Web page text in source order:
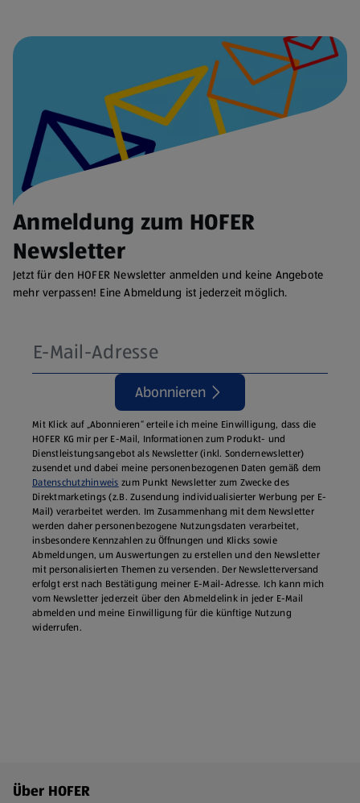
Anmeldung zum HOFER
Newsletter
Jetzt für den HOFER Newsletter anmelden und keine Angebote
mehr verpassen! Eine Abmeldung ist jederzeit möglich.
Abonnieren
Mit Klick auf „Abonnieren“ erteile ich meine Einwilligung, dass die
HOFER KG mir per E-Mail, Informationen zum Produkt- und
Dienstleistungsangebot als Newsletter (inkl. Sondernewsletter)
zusendet und dabei meine personenbezogenen Daten gemäß dem
Datenschutzhinweis zum Punkt Newsletter zum Zwecke des
Direktmarketings (z.B. Zusendung individualisierter Werbung per E-
Mail) verarbeitet werden. Im Zusammenhang mit dem Newsletter
werden daher personenbezogene Nutzungsdaten verarbeitet,
insbesondere Kennzahlen zu Öffnungen und Klicks sowie
Abmeldungen, um Auswertungen zu erstellen und den Newsletter
mit personalisierten Themen zu versenden. Der Newsletterversand
erfolgt erst nach Bestätigung meiner E-Mail-Adresse. Ich kann mich
vom Newsletter jederzeit über den Abmeldelink in jeder E‑Mail
abmelden und meine Einwilligung für die künftige Nutzung
widerrufen.
Fußzeilenmenü - weitere Links
Über HOFER